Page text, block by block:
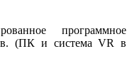
программное
(ПК и система VR в